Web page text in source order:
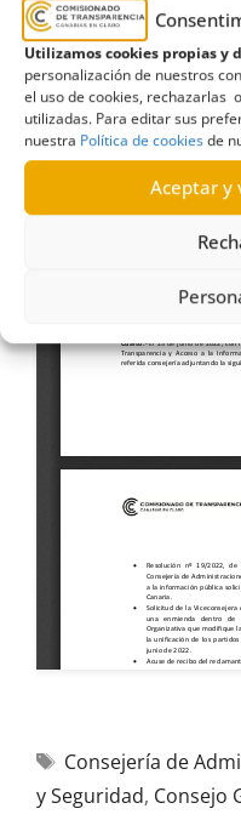
Utilizamos cookies propias y
personalización de nuestros
el uso de cookies, rechazarlas
utilizadas. Para editar sus
nuestra Política de cookiesde
Aceptar y
Consejería de
y Seguridad, Consejo